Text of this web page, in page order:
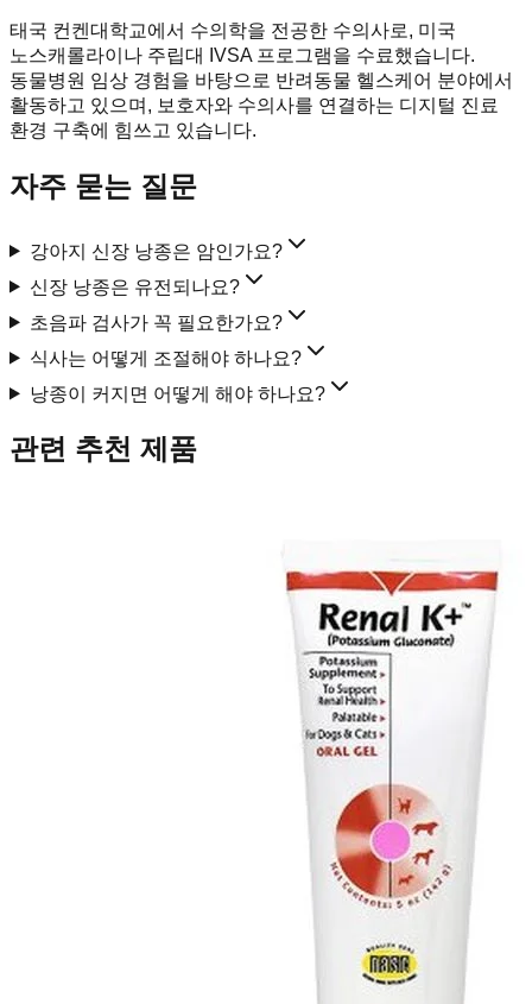
태국 컨켄대학교에서 수의학을 전공한 수의사로, 미국
노스캐롤라이나 주립대 IVSA 프로그램을 수료했습니다.
동물병원 임상 경험을 바탕으로 반려동물 헬스케어 분야에서
활동하고 있으며, 보호자와 수의사를 연결하는 디지털 진료
환경 구축에 힘쓰고 있습니다.
자주 묻는 질문
강아지 신장 낭종은 암인가요?
신장 낭종은 유전되나요?
초음파 검사가 꼭 필요한가요?
식사는 어떻게 조절해야 하나요?
낭종이 커지면 어떻게 해야 하나요?
관련 추천 제품